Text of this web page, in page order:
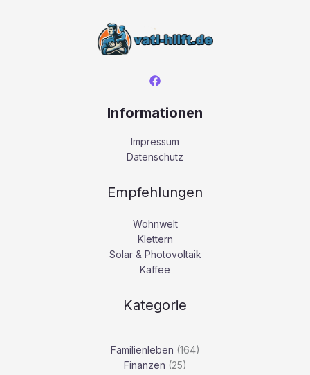
Informationen
Impressum
Datenschutz
Empfehlungen
Wohnwelt
Klettern
Solar & Photovoltaik
Kaffee
Kategorie
Familienleben (164)
Finanzen (25)